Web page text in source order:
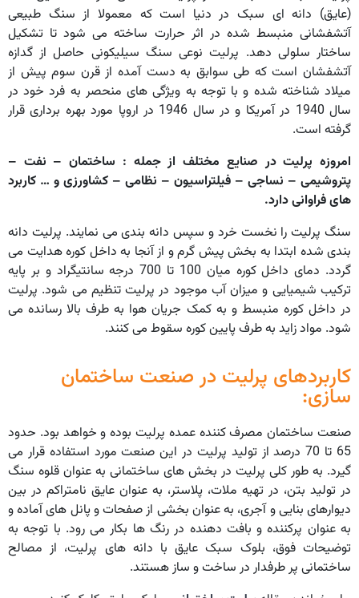
(عایق) دانه ای سبک در دنیا است که معمولا از سنگ طبیعی
آتشفشانی منبسط شده در اثر حرارت ساخته می شود تا تشکیل
ساختار سلولی دهد. پرلیت نوعی سنگ سیلیکونی حاصل از گدازه
آتشفشان است که طی سوابق به دست آمده از قرن سوم پیش از
میلاد شناخته شده و با توجه به ویژگی های منحصر به فرد خود در
سال 1940 در آمریکا و در سال 1946 در اروپا مورد بهره برداری قرار
گرفته است.
امروزه پرلیت در صنایع مختلف از جمله : ساختمان – نفت –
پتروشیمی – نساجی – فیلتراسیون – نظامی – کشاورزی و … کاربرد
های فراوانی دارد.
سنگ پرلیت را نخست خرد و سپس دانه بندی می نمایند. پرلیت دانه
بندی شده ابتدا به بخش پیش گرم و از آنجا به داخل کوره هدایت می
گردد. دمای داخل کوره میان 100 تا 700 درجه سانتیگراد و بر پایه
ترکیب شیمیایی و میزان آب موجود در پرلیت تنظیم می شود. پرلیت
در داخل کوره منبسط و به کمک جریان هوا به طرف بالا رسانده می
شود. مواد زاید به طرف پایین کوره سقوط می کنند.
کاربردهای پرلیت در صنعت ساختمان
سازی:
صنعت ساختمان مصرف کننده عمده پرلیت بوده و خواهد بود. حدود
65 تا 70 درصد از تولید پرلیت در این صنعت مورد استفاده قرار می
گیرد. به طور کلی پرلیت در بخش های ساختمانی به عنوان قلوه سنگ
در تولید بتن، در تهیه ملات، پلاستر، به عنوان عایق نامتراکم در بین
دیوارهای بنایی و آجری، به عنوان بخشی از صفحات و پانل های آماده و
به عنوان پرکننده و بافت دهنده در رنگ ها بکار می رود. با توجه به
توضیحات فوق، بلوک سبک عایق با دانه های پرلیت، از مصالح
ساختمانی پر طرفدار در ساخت و ساز هستند.